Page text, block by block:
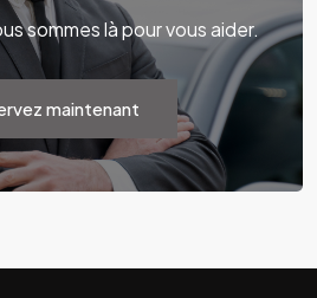
sommes là pour vous aider.
maintenant